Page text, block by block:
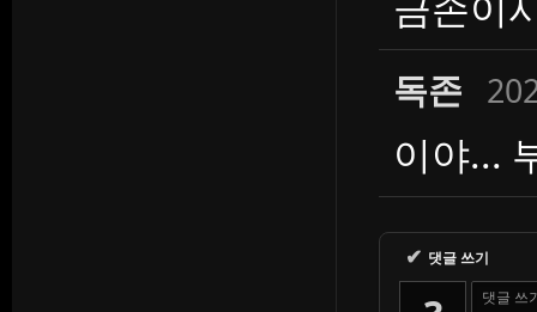
독존
이야...
✔ 댓글 쓰기
댓글 쓰